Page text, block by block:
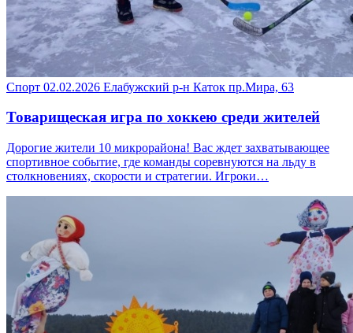
Спорт 02.02.2026 Елабужский р-н Каток пр.Мира, 63
Товарищеская игра по хоккею среди жителей
Дорогие жители 10 микрорайона! Вас ждет захватывающее
спортивное событие, где команды соревнуются на льду в
столкновениях, скорости и стратегии. Игроки…